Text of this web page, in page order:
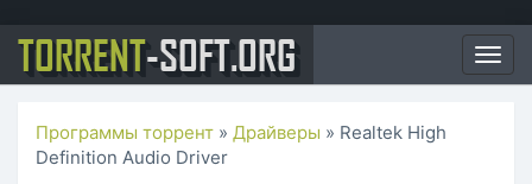
TORRENT-SOFT.ORG
Программы торрент » Драйверы » Realtek High
Definition Audio Driver